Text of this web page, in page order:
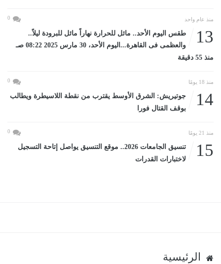
منذ عام واحد 0
13
طقس اليوم الأحد.. مائل للحرارة نهاراً مائل للبرودة ليلاً..
والعظمى فى القاهرة...اليوم الأحد، 30 مارس 2025 08:22 صـ
منذ 55 دقيقة
منذ 18 يومًا 0
14
جوتيريش: الشرق الأوسط يقترب من نقطة اللاسيطرة ويطالب
بوقف القتال فورا
منذ 21 يومًا 0
15
تنسيق الجامعات 2026.. موقع التنسيق يواصل إتاحة التسجيل
لاختبارات القدرات
الرئيسية